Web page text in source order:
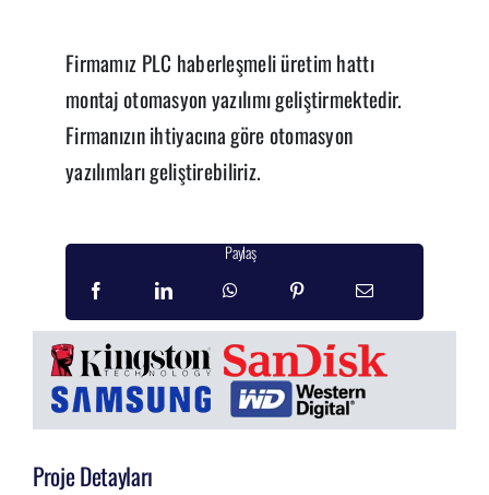
Firmamız PLC haberleşmeli üretim hattı
montaj otomasyon yazılımı geliştirmektedir.
Firmanızın ihtiyacına göre otomasyon
yazılımları geliştirebiliriz.
Paylaş
Proje Detayları